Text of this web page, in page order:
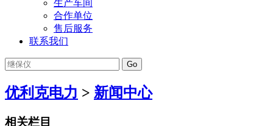
生产车间
合作单位
售后服务
联系我们
Go
优利克电力 > 新闻中心
相关栏目